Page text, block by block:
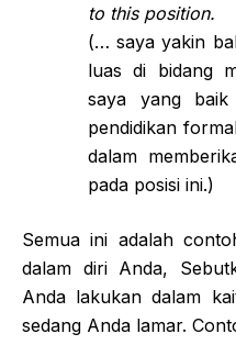
to this position.
(… saya yakin
luas di bidang
saya yang
pendidikan
dalam
pada posisi ini.)
Semua ini adalah
dalam diri Anda,
Anda lakukan dalam
sedang Anda lamar.